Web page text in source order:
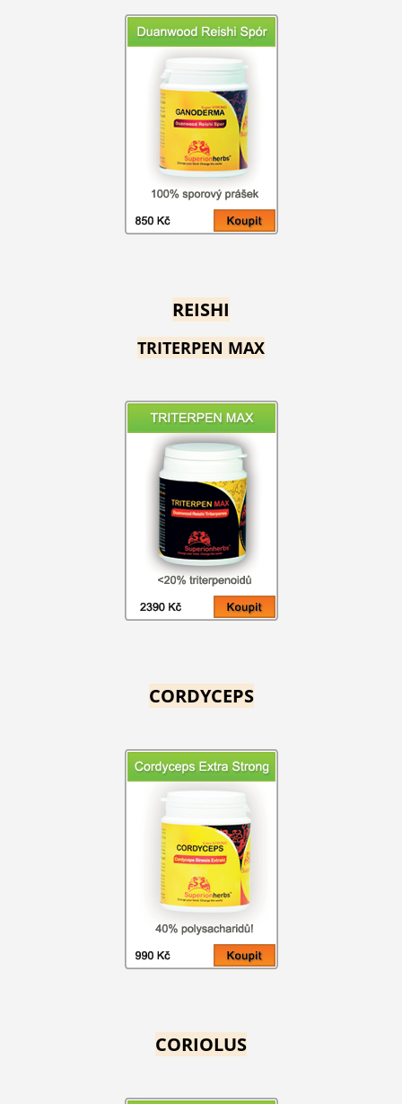
REISHI
TRITERPEN MAX
CORDYCEPS
CORIOLUS